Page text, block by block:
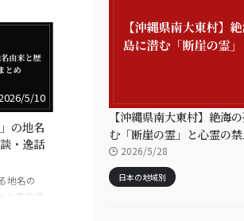
、あまり
いる。
水辺の景
ない。
起こり、
きた場所
、川の
けさがあ
だに積
ってい
5/10
の地名
・逸話
地名の
と寄り添
【沖縄県南大東村】絶海
む「断崖の霊」と心霊の
2026/5/28
日本の地域別